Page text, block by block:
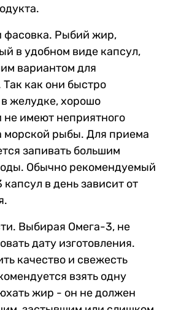
фасовка. Рыбий жир,
в удобном виде капсул,
вариантом для
как они быстро
желудке, хорошо
не имеют неприятного
морской рыбы. Для приема
запивать большим
Обычно рекомендуемый
капсул в день зависит от
Выбирая Омега-3, не
дату изготовления.
качество и свежесть
взять одну
жир - он не должен